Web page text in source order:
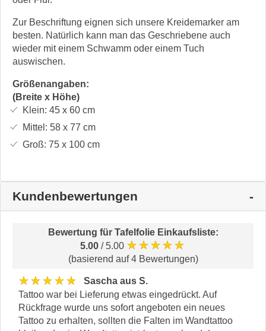
Zur Beschriftung eignen sich unsere Kreidemarker am
besten. Natürlich kann man das Geschriebene auch
wieder mit einem Schwamm oder einem Tuch
auswischen.
Größenangaben:
(Breite x Höhe)
Klein: 45 x 60cm
Mittel: 58 x 77 cm
Groß: 75 x 100cm
Kundenbewertungen
Bewertung für Tafelfolie Einkaufsliste:
5.00 / 5.00 ★★★★★
(basierend auf 4 Bewertungen)
★★★★★
Sascha aus S.
Tattoo war bei Lieferung etwas eingedrückt. Auf
Rückfrage wurde uns sofort angeboten ein neues
Tattoo zu erhalten, sollten die Falten im Wandtattoo